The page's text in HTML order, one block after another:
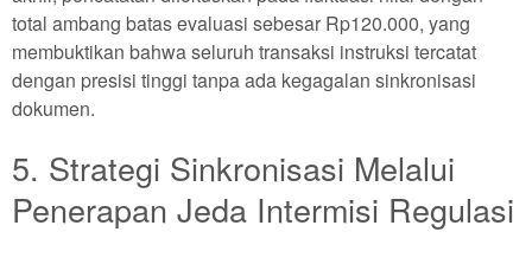
total ambang batas evaluasi sebesar Rp120.000, yang
membuktikan bahwa seluruh transaksi instruksi tercatat
dengan presisi tinggi tanpa ada kegagalan sinkronisasi
dokumen.
5. Strategi Sinkronisasi Melalui
Penerapan Jeda Intermisi Regulasi